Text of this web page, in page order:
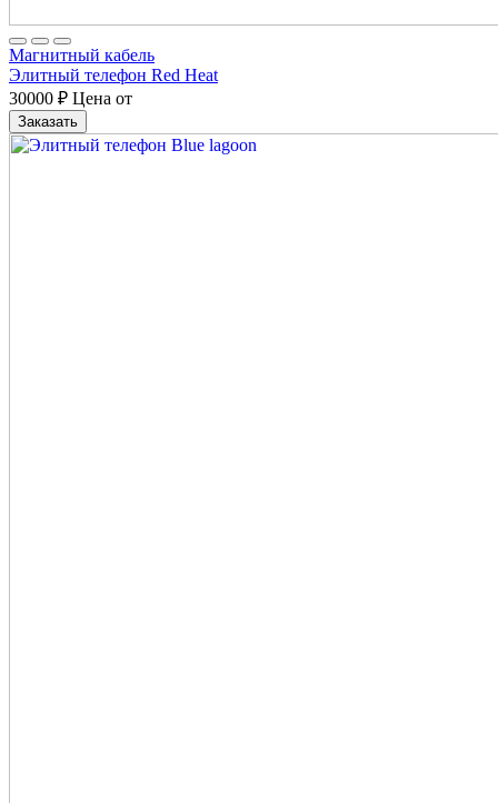
Магнитный кабель
Элитный телефон Red Heat
30000 ₽ Цена от
Заказать